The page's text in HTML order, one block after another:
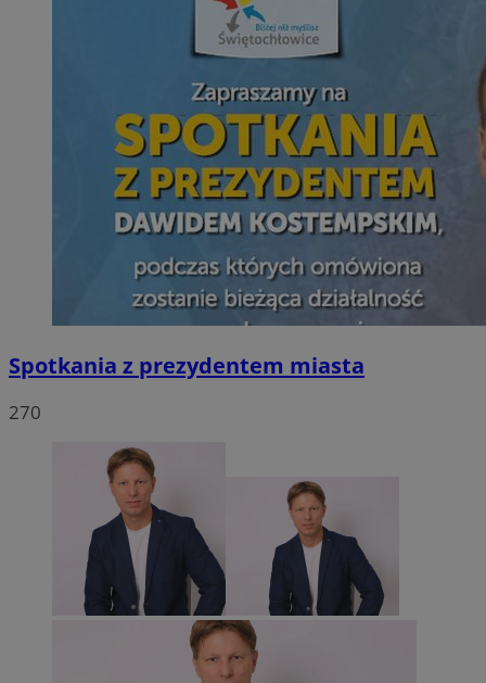
Spotkania z prezydentem miasta
270